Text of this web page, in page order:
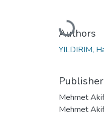
Loading...
Authors
YILDIRIM,
Publisher
Mehmet
Mehmet